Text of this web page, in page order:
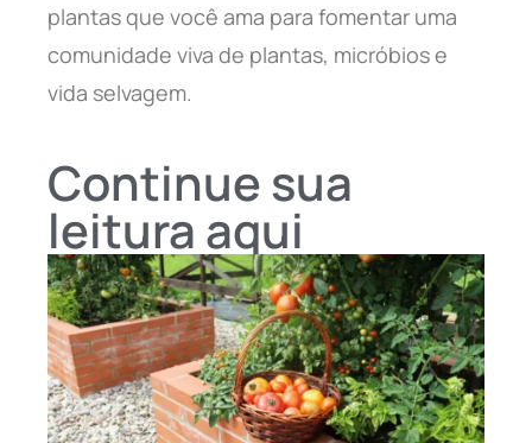
plantas que você ama para fomentar uma
comunidade viva de plantas, micróbios e
vida selvagem.
Continue sua
leitura aqui